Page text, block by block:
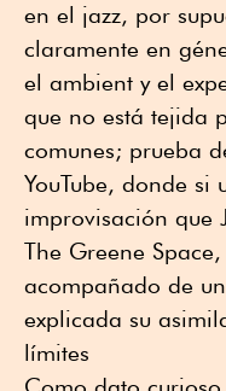
en el jazz, por
claramente en
el ambient y el
que no está tejida
comunes; prueba
YouTube, donde
improvisación que
The Greene
acompañado de
explicada su
límites